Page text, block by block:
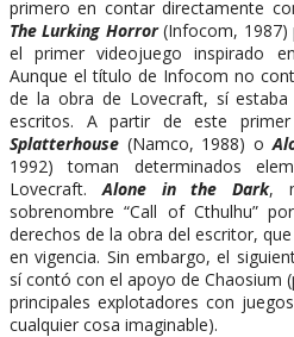
primero en contar directamente
The Lurking Horror (Infocom, 1987)
el primer videojuego inspirado
Aunque el título de Infocom no
de la obra de Lovecraft, sí estaba
escritos. A partir de este
Splatterhouse (Namco, 1988) o
1992)
toman determinados
Lovecraft. Alone in the Dark,
sobrenombre “Call of Cthulhu”
derechos de la obra del escritor,
en vigencia. Sin embargo, el
sí contó con el apoyo de Chaosium
principales explotadores con
cualquier cosa imaginable).